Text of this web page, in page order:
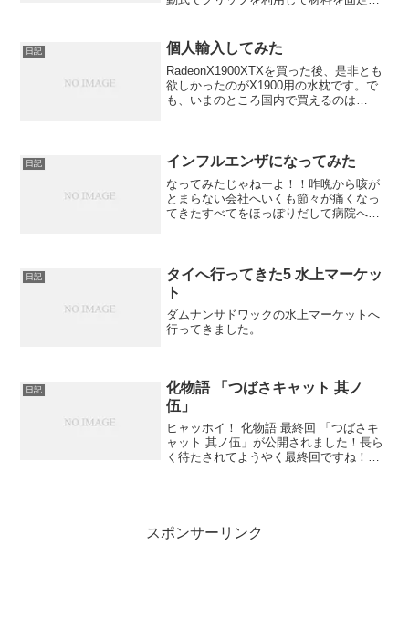
日記 個人輸入してみた
RadeonX1900XTXを買った後、是非とも
欲しかったのがX1900用の水枕です。で
も、いまのところ国内で買えるのは
日記 インフルエンザになってみた
なってみたじゃねーよ！！昨晩から咳が
とまらない会社へいくも節々が痛くなっ
てきたすべてをほっぽりだして病院へ行
日記
タイへ行ってきた5 水上マーケッ
ト
ダムナンサドワックの水上マーケットへ
行ってきました。
日記
化物語 「つばさキャット 其ノ
伍」
ヒャッホイ！ 化物語 最終回 「つばさキ
ャット 其ノ伍」が公開されました！長ら
く待たされてようやく最終回ですね！な
スポンサーリンク